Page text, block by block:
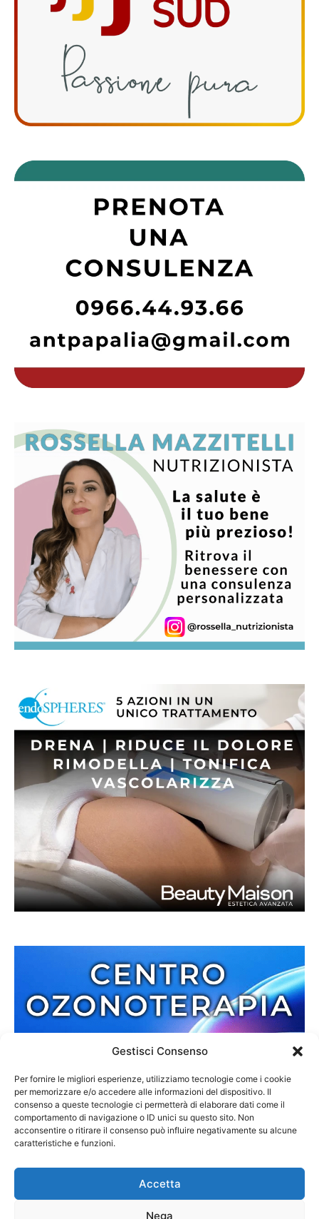
Gestisci Consenso
Per fornire le migliori esperienze, utilizziamo tecnologie come i cookie
per memorizzare e/o accedere alle informazioni del dispositivo. Il
consenso a queste tecnologie ci permetterà di elaborare dati come il
comportamento di navigazione o ID unici su questo sito. Non
acconsentire o ritirare il consenso può influire negativamente su alcune
caratteristiche e funzioni.
Accetta
Nega